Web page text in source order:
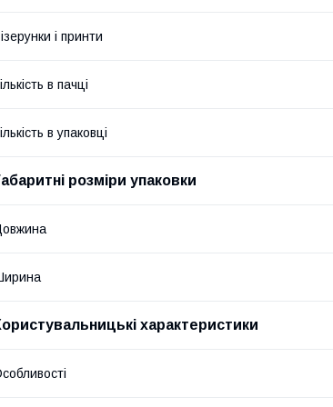
і принти
в пачці
в упаковці
розміри упаковки
характеристики